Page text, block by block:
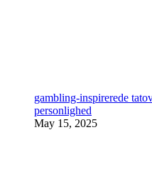
gambling-inspirerede
personlighed
May 15, 2025